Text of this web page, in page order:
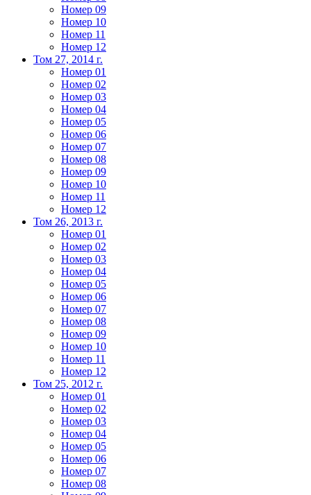
Номер 09
Номер 10
Номер 11
Номер 12
Том 27, 2014 г.
Номер 01
Номер 02
Номер 03
Номер 04
Номер 05
Номер 06
Номер 07
Номер 08
Номер 09
Номер 10
Номер 11
Номер 12
Том 26, 2013 г.
Номер 01
Номер 02
Номер 03
Номер 04
Номер 05
Номер 06
Номер 07
Номер 08
Номер 09
Номер 10
Номер 11
Номер 12
Том 25, 2012 г.
Номер 01
Номер 02
Номер 03
Номер 04
Номер 05
Номер 06
Номер 07
Номер 08